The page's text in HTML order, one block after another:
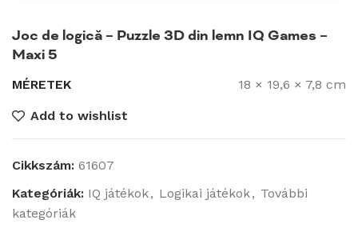
Joc de logică – Puzzle 3D din lemn IQ Games –
Maxi 5
MÉRETEK 18 × 19,6 × 7,8 cm
Add to wishlist
Cikkszám: 61607
Kategóriák: IQ játékok, Logikai játékok, További
kategóriák